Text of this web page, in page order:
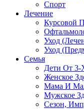
Спорт
Лечение
Курсовой
Уход
Уход
Семья
Дети От 3-
Женское
Мама И
Мужское
Сезон,